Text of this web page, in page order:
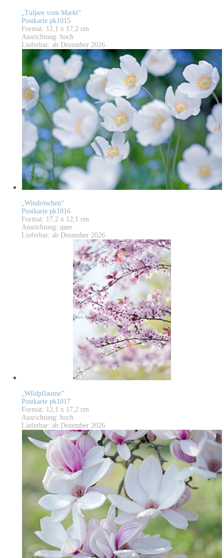
„Tulpen vom Markt“
Postkarte pk1015
Format: 12,1 x 17,2 cm
Ausrichtung: hoch
Lieferbar: ab Dezember 2026
„Windröschen“
Postkarte pk1016
Format: 17,2 x 12,1 cm
Ausrichtung: quer
Lieferbar: ab Dezember 2026
„Wildpflaume“
Postkarte pk1017
Format: 12,1 x 17,2 cm
Ausrichtung: hoch
Lieferbar: ab Dezember 2026